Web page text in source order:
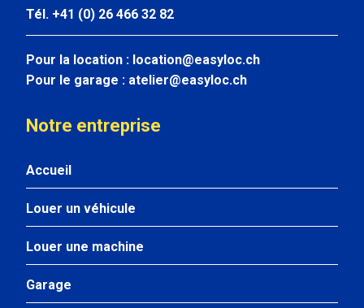
Tél. +41 (0) 26 466 32 82
Pour la location : location@easyloc.ch
Pour le garage : atelier@easyloc.ch
Notre entreprise
Accueil
Louer un véhicule
Louer une machine
Garage